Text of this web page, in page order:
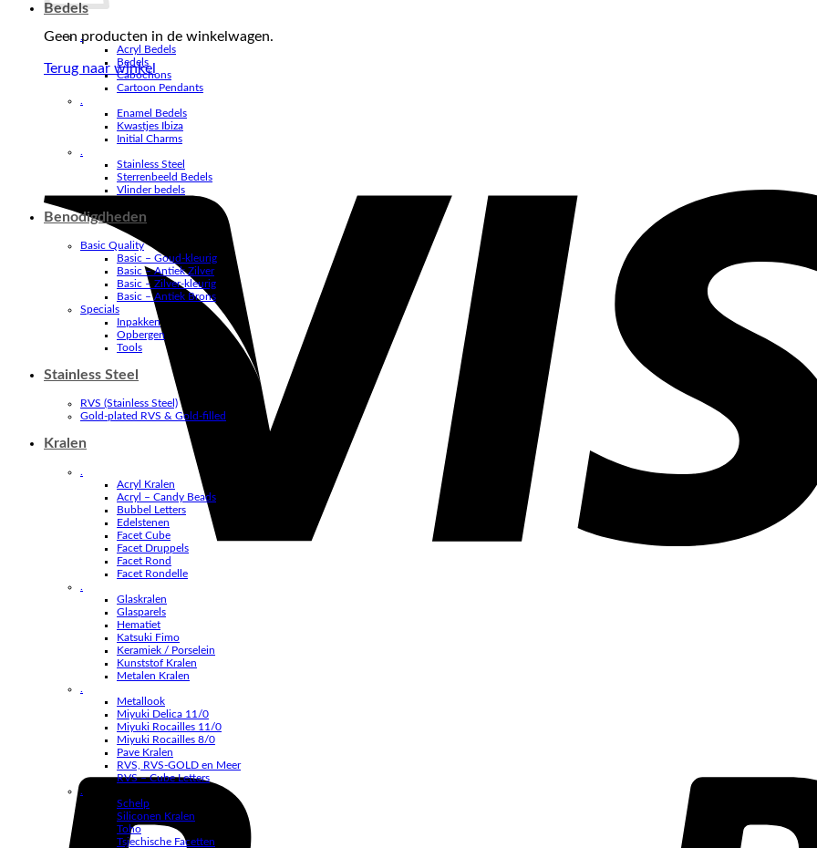
Geen producten in de winkelwagen.
Terug naar winkel
Bedels
.
Acryl Bedels
Bedels
Cabochons
Cartoon Pendants
.
Enamel Bedels
Kwastjes Ibiza
Initial Charms
.
Stainless Steel
Sterrenbeeld Bedels
Vlinder bedels
Benodigdheden
Basic Quality
Basic – Goud-kleurig
Basic – Antiek Zilver
Basic – Zilver-kleurig
Basic – Antiek Brons
Specials
Inpakken
Opbergen
Tools
Stainless Steel
RVS (Stainless Steel)
Gold-plated RVS & Gold-filled
Kralen
.
Acryl Kralen
Acryl – Candy Beads
Bubbel Letters
Edelstenen
Facet Cube
Facet Druppels
Facet Rond
Facet Rondelle
.
Glaskralen
Glasparels
Hematiet
Katsuki Fimo
Keramiek / Porselein
Kunststof Kralen
Metalen Kralen
.
Metallook
Miyuki Delica 11/0
Miyuki Rocailles 11/0
Miyuki Rocailles 8/0
Pave Kralen
RVS, RVS-GOLD en Meer
RVS – Cube Letters
.
Schelp
Siliconen Kralen
Toho
Tsjechische Facetten